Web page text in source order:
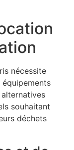
nécessite
souhaitant
déchets